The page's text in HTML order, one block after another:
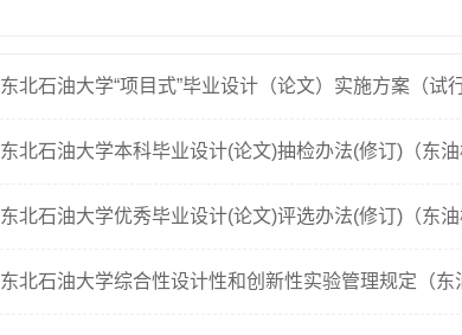
东北石油大学本科毕业设计(论文)抽检办法(修订)（东油
东北石油大学优秀毕业设计(论文)评选办法(修订)（东油
东北石油大学综合性设计性和创新性实验管理规定（东